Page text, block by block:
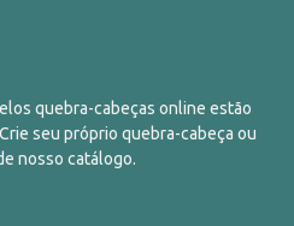
quebra-cabeças online estão
seu próprio quebra-cabeça ou
nosso catálogo.